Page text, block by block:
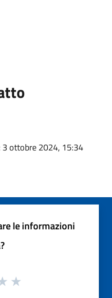
3 ottobre 2024, 15:34
le informazioni